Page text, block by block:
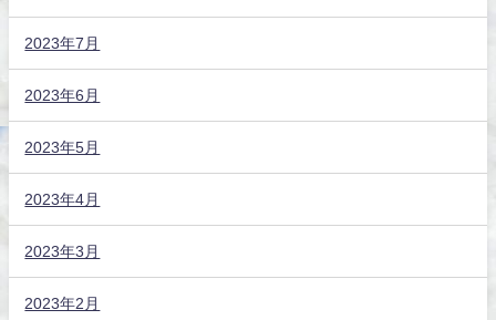
2023年7月
2023年6月
2023年5月
2023年4月
2023年3月
2023年2月